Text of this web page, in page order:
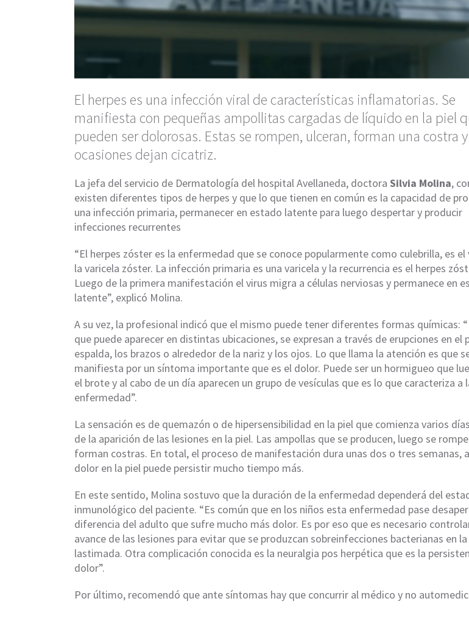
El herpes es una infección viral de características inflamatorias. Se
manifiesta con pequeñas ampollitas cargadas de líquido en la piel
pueden ser dolorosas. Estas se rompen, ulceran, forman una costra
ocasiones dejan cicatriz.
La jefa del servicio de Dermatología del hospital Avellaneda, doctora Silvia Molina,
existen diferentes tipos de herpes y que lo que tienen en común es la capacidad de
una infección primaria, permanecer en estado latente para luego despertar y producir
infecciones recurrentes
“El herpes zóster es la enfermedad que se conoce popularmente como culebrilla, es el
la varicela zóster. La infección primaria es una varicela y la recurrencia es el herpes
Luego de la primera manifestación el virus migra a células nerviosas y permanece en
latente”, explicó Molina.
A su vez, la profesional indicó que el mismo puede tener diferentes formas químicas:
que puede aparecer en distintas ubicaciones, se expresan a través de erupciones en el
espalda, los brazos o alrededor de la nariz y los ojos. Lo que llama la atención es que
manifiesta por un síntoma importante que es el dolor. Puede ser un hormigueo que
el brote y al cabo de un día aparecen un grupo de vesículas que es lo que caracteriza a
enfermedad”.
La sensación es de quemazón o de hipersensibilidad en la piel que comienza varios
de la aparición de las lesiones en la piel. Las ampollas que se producen, luego se
forman costras. En total, el proceso de manifestación dura unas dos o tres semanas,
dolor en la piel puede persistir mucho tiempo más.
En este sentido, Molina sostuvo que la duración de la enfermedad dependerá del
inmunológico del paciente. “Es común que en los niños esta enfermedad pase
diferencia del adulto que sufre mucho más dolor. Es por eso que es necesario
avance de las lesiones para evitar que se produzcan sobreinfecciones bacterianas en
lastimada. Otra complicación conocida es la neuralgia pos herpética que es la
dolor”.
Por último, recomendó que ante síntomas hay que concurrir al médico y no